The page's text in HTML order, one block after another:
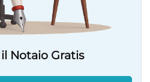
Notaio Gratis